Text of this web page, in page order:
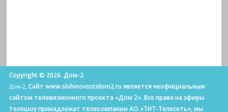
Copyright © 2026. Дом-2
Дом-2, Сайт www.sluhinovostidom2.ru является неофициальным
сайтом телевизионного проекта «Дом 2». Все права на эфиры
телешоу принадлежат телекомпании АО «ТНТ-Телесеть», мы